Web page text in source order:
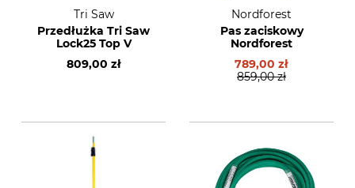
Tri Saw
Przedłużka Tri Saw
Lock25 Top V
809,00 zł
Nordforest
Pas zaciskowy
Nordforest
789,00 zł
859,00 zł